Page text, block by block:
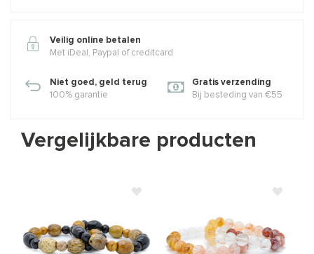
Veilig online betalen
Met iDeal, Paypal of creditcard
Niet goed, geld terug
100% garantie
Gratis verzending
Bij besteding van €55
Vergelijkbare producten